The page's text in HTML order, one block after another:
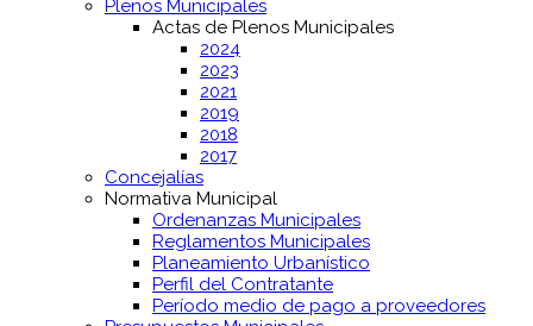
Plenos Municipales
Actas de Plenos Municipales
2024
2023
2021
2019
2018
2017
Concejalías
Normativa Municipal
Ordenanzas Municipales
Reglamentos Municipales
Planeamiento Urbanístico
Perfil del Contratante
Período medio de pago a proveedores